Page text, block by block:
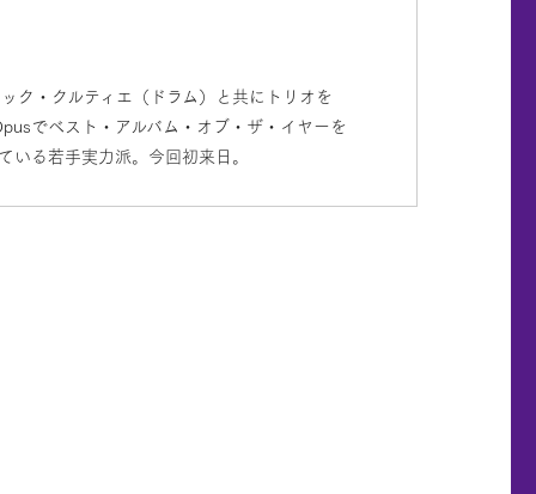
ク・クルティエ（ドラム）と共にトリオを
でベスト・アルバム・オブ・ザ・イヤーを
る若手実力派。今回初来日。